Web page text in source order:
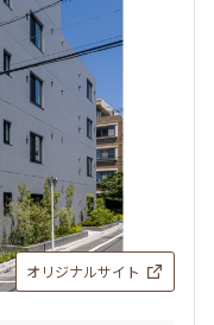
オリジナルサイト